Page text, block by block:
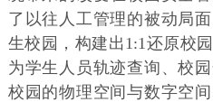
了以往人工管理的被动局
生校园，构建出1:1还原校
为学生人员轨迹查询、校
校园的物理空间与数字空